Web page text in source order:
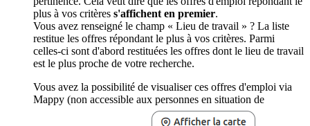
plus à vos critères s'affichent en premier.
Vous avez renseigné le champ « Lieu de travail » ? La liste
restitue les offres répondant le plus à vos critères. Parmi
celles-ci sont d'abord restituées les offres dont le lieu de travail
est le plus proche de votre recherche.
Vous avez la possibilité de visualiser ces offres d'emploi via
Mappy (non accessible aux personnes en situation de